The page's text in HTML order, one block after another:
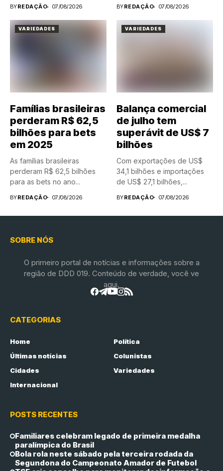
BYREDAÇÃO 07/08/2026 BYREDAÇÃO 07/08/2026
VARIEDADES
Famílias brasileiras
perderam R$ 62,5
bilhões para bets
em 2025
As famílias brasileiras
perderam R$ 62,5 bilhões
para as bets no ano...
BYREDAÇÃO 07/08/2026
VARIEDADES
Balança comercial
de julho tem
superávit de US$ 7
bilhões
Com exportações de US$
34,1 bilhões e importações
de US$ 27,1 bilhões,...
BYREDAÇÃO 07/08/2026
SOBRE NÓS
O primeiro portal de notícias e informações sobre a
região de DDD 019. Conteúdo de verdade, você ve
aqui.
CATEGORIAS
Home
Política
Últimas notícias
Colunistas
Cidades
Variedades
Internacional
POSTS RECENTES
Familiares celebram legado de primeira medalha
paralímpica do Brasil
Bola rola neste sábado pela terceira rodada da
Segundona do Campeonato Amador de Futebol